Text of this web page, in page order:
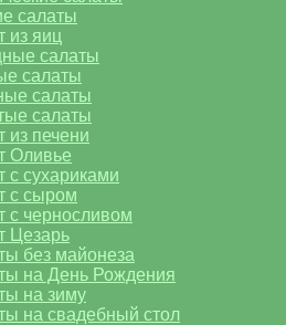
салаты
из яиц
салаты
салаты
салаты
салаты
из печени
Оливье
с сухариками
с сыром
с черносливом
Цезарь
без майонеза
на День Рождения
на зиму
на свадебный стол